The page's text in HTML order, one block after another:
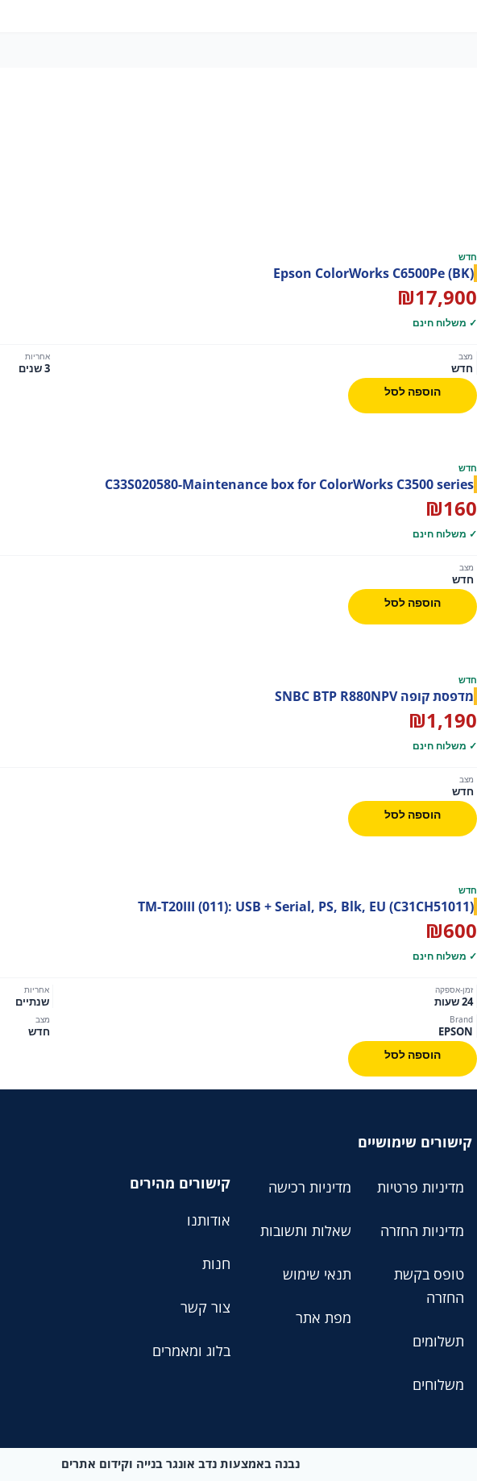
חדש
Epson ColorWorks C6500Pe (BK)
₪17,900
✓ משלוח חינם
מצב
חדש
אחריות
3 שנים
הוספה לסל
חדש
C33S020580-Maintenance box for ColorWorks C3500 series
₪160
✓ משלוח חינם
מצב
חדש
הוספה לסל
חדש
מדפסת קופה SNBC BTP R880NPV
₪1,190
✓ משלוח חינם
מצב
חדש
הוספה לסל
חדש
TM-T20III (011): USB + Serial, PS, Blk, EU (C31CH51011)
₪600
✓ משלוח חינם
זמן-אספקה
24 שעות
אחריות
שנתיים
Brand
EPSON
מצב
חדש
הוספה לסל
קישורים שימושיים
מדיניות פרטיות
מדיניות החזרה
טופס בקשת
החזרה
תשלומים
משלוחים
מדיניות רכישה
שאלות ותשובות
תנאי שימוש
מפת אתר
קישורים מהירים
אודותנו
חנות
צור קשר
בלוג ומאמרים
נבנה באמצעות נדב אונגר בנייה וקידום אתרים